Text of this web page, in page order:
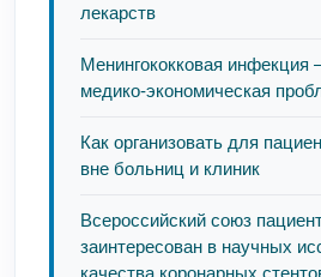
лекарств
Менингококковая инфекция
медико-экономическая
Как организовать для
вне больниц и клиник
Всероссийский союз
заинтересован в научных
качества коронарных